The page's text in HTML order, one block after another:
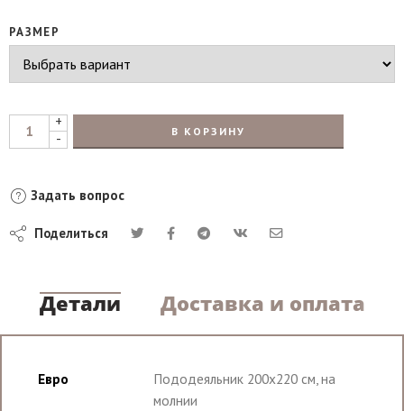
РАЗМЕР
+
-
В КОРЗИНУ
Задать вопрос
Поделиться
Детали Доставка и оплата
Евро
Пододеяльник 200х220 см, на
молнии